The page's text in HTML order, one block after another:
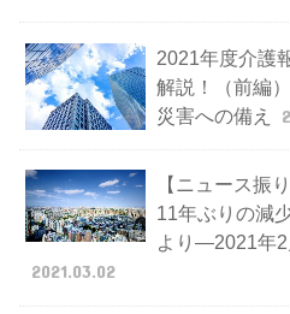
2021年度介護
解説！（前編
災害への備え
【ニュース振
11年ぶりの減
より―2021年2
2021.03.02